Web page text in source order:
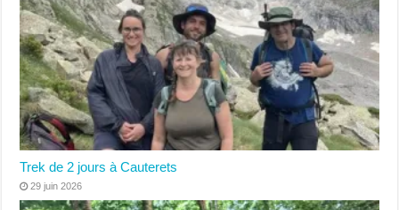
Trek de 2 jours à Cauterets
29 juin 2026